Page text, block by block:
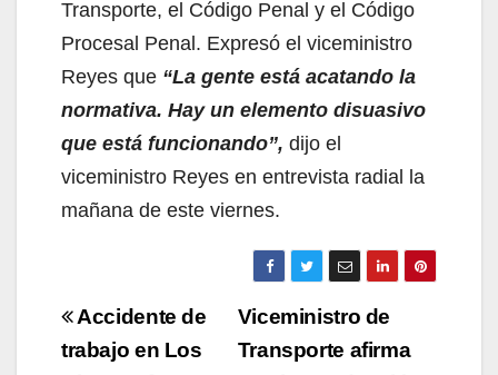
Transporte, el Código Penal y el Código
Procesal Penal. Expresó el viceministro
Reyes que “La gente está acatando la
normativa. Hay un elemento disuasivo
que está funcionando”, dijo el
viceministro Reyes en entrevista radial la
mañana de este viernes.
Navegación
de
Viceministro de
Transporte afirma
Accidente de
trabajo en Los